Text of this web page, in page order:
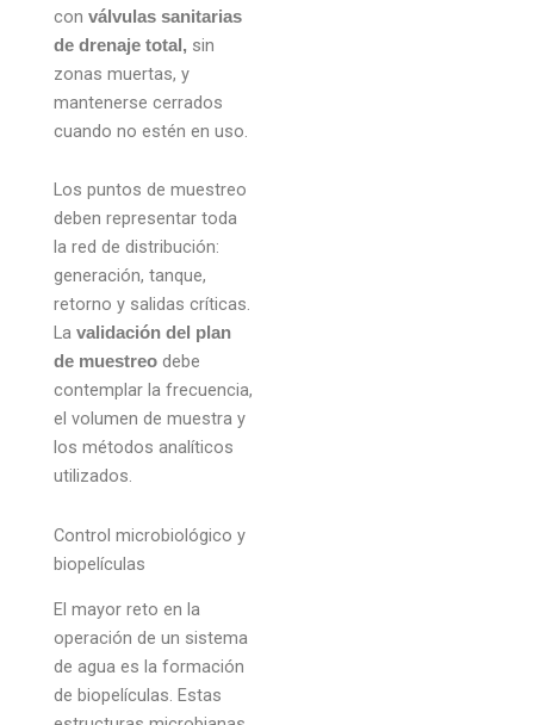
con válvulas sanitarias
de drenaje total, sin
zonas muertas, y
mantenerse cerrados
cuando no estén en uso.
Los puntos de muestreo
deben representar toda
la red de distribución:
generación, tanque,
retorno y salidas críticas.
La validación del plan
de muestreodebe
contemplar la frecuencia,
el volumen de muestra y
los métodos analíticos
utilizados.
Control microbiológico y
biopelículas
El mayor reto en la
operación de un sistema
de agua es la formación
de biopelículas. Estas